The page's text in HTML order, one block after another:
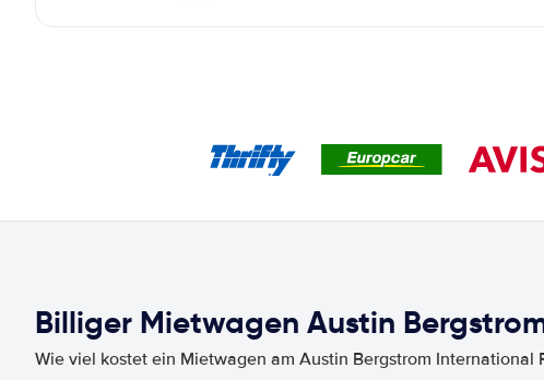
Billiger Mietwagen Austin
Wie viel kostet ein Mietwagen am Austin Bergstrom International